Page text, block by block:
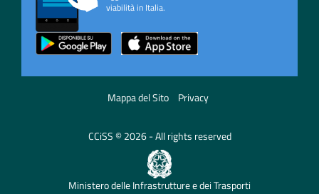
viabilità in Italia.
Mappa del Sito Privacy
CCiSS © 2026 - All rights reserved
Ministero delle Infrastrutture e dei Trasporti